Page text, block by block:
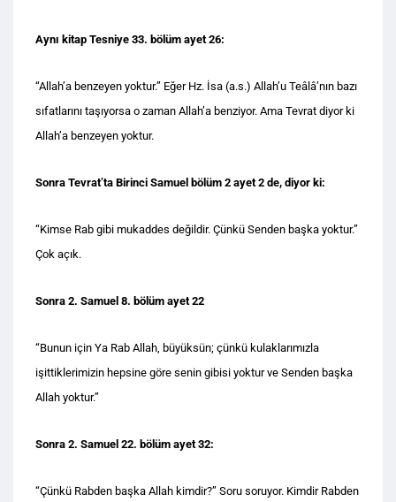
Aynı kitap Tesniye 33. bölüm ayet 26:
“Allah’a benzeyen yoktur.” Eğer Hz. İsa (a.s.) Allah’u Teâlâ’nın bazı
sıfatlarını taşıyorsa o zaman Allah’a benziyor. Ama Tevrat diyor ki
Allah’a benzeyen yoktur.
Sonra Tevrat’ta Birinci Samuel bölüm 2 ayet 2 de, diyor ki:
“Kimse Rab gibi mukaddes değildir. Çünkü Senden başka yoktur.”
Çok açık.
Sonra 2. Samuel 8. bölüm ayet 22
“Bunun için Ya Rab Allah, büyüksün; çünkü kulaklarımızla
işittiklerimizin hepsine göre senin gibisi yoktur ve Senden başka
Allah yoktur.”
Sonra 2. Samuel 22. bölüm ayet 32:
“Çünkü Rabden başka Allah kimdir?” Soru soruyor. Kimdir Rabden